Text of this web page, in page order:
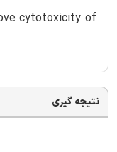
cytotoxicity of
نتیجه گیری